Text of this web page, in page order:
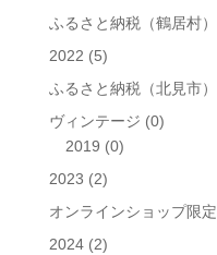
ふるさと納税（鶴居村）
2022 (5)
ふるさと納税（北見市）
ヴィンテージ (0)
2019 (0)
2023 (2)
オンラインショップ限定
2024 (2)